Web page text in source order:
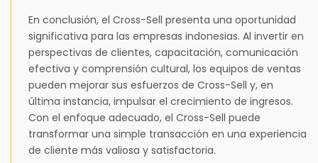
En conclusión, el Cross-Sell presenta una oportunidad
significativa para las empresas indonesias. Al invertir en
perspectivas de clientes, capacitación, comunicación
efectiva y comprensión cultural, los equipos de ventas
pueden mejorar sus esfuerzos de Cross-Sell y, en
última instancia, impulsar el crecimiento de ingresos.
Con el enfoque adecuado, el Cross-Sell puede
transformar una simple transacción en una experiencia
de cliente más valiosa y satisfactoria.